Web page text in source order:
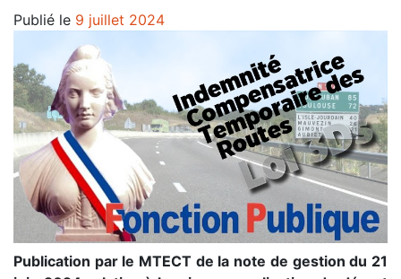
Publié le 9 juillet 2024
Publication par le MTECT de la note de gestion du 21